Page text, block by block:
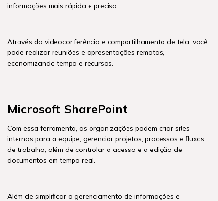
informações mais rápida e precisa.
Através da videoconferência e compartilhamento de tela, você
pode realizar reuniões e apresentações remotas,
economizando tempo e recursos.
Microsoft SharePoint
Com essa ferramenta, as organizações podem criar sites
internos para a equipe, gerenciar projetos, processos e fluxos
de trabalho, além de controlar o acesso e a edição de
documentos em tempo real.
Além de simplificar o gerenciamento de informações e